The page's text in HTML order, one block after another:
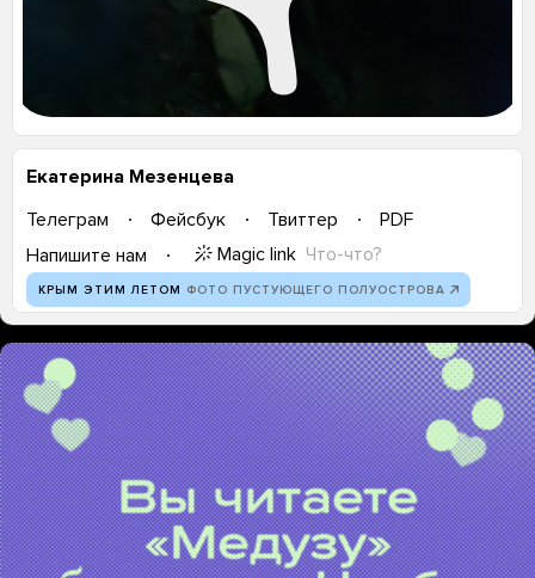
Екатерина Мезенцева
Телеграм
Фейсбук Твиттер
PDF
Напишите нам
Magic link Что-что?
КРЫМ ЭТИМ ЛЕТОМ ФОТО ПУСТУЮЩЕГО ПОЛУОСТРОВА